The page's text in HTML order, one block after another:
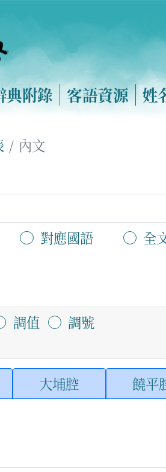
典附錄 客語資源 姓
內文
對應國語 全
調值 調號
大埔腔 饒平